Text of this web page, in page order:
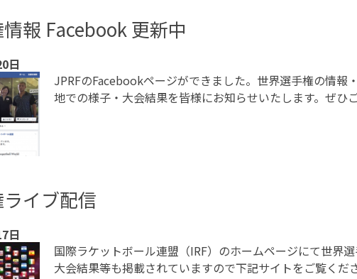
報 Facebook 更新中
日
JPRFのFacebookページができました。世界選手権の情報
地での様子・大会結果を皆様にお知らせいたします。ぜひ
イブ配信
日
国際ラケットボール連盟（IRF）のホームページにて世界
大会結果等も掲載されていますので下記サイトをご覧くだ